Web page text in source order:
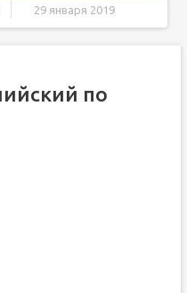
29 января 2019
в Интернете по